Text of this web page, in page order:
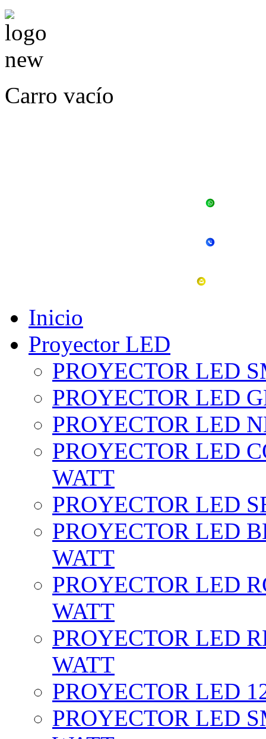
Carro vacío
Inicio
Proyector LED
PROYECTOR LED
PROYECTOR LED
PROYECTOR LED
PROYECTOR LED
WATT
PROYECTOR LED
PROYECTOR LED
WATT
PROYECTOR LED
WATT
PROYECTOR LED
WATT
PROYECTOR LED
PROYECTOR LED